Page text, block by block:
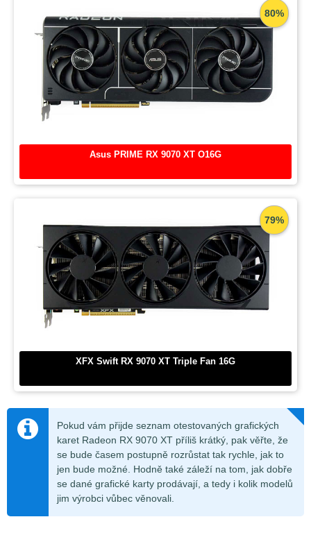
Asus PRIME RX 9070 XT O16G
80%
XFX Swift RX 9070 XT Triple Fan 16G
79%
Pokud vám přijde seznam otestovaných grafických
karet Radeon RX 9070 XT příliš krátký, pak věřte, že
se bude časem postupně rozrůstat tak rychle, jak to
jen bude možné. Hodně také záleží na tom, jak dobře
se dané grafické karty prodávají, a tedy i kolik modelů
jim výrobci vůbec věnovali.